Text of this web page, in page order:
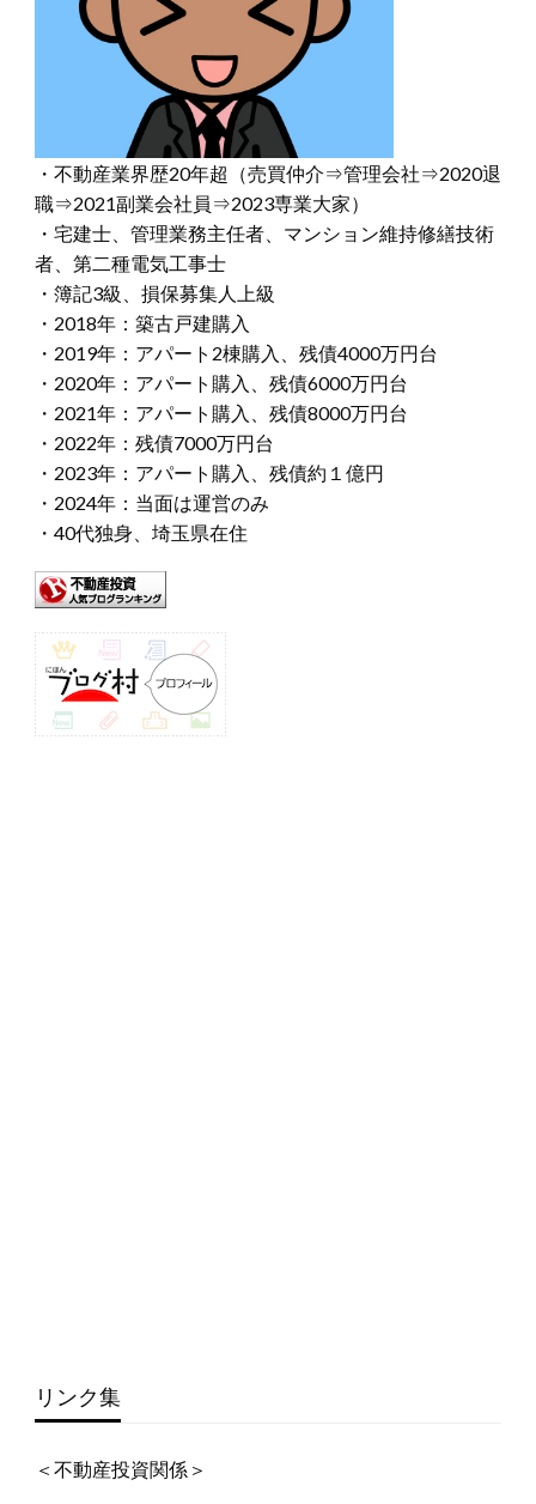
・不動産業界歴20年超（売買仲介⇒管理会社⇒2020退
職⇒2021副業会社員⇒2023専業大家）
・宅建士、管理業務主任者、マンション維持修繕技術
者、第二種電気工事士
・簿記3級、損保募集人上級
・2018年：築古戸建購入
・2019年：アパート2棟購入、残債4000万円台
・2020年：アパート購入、残債6000万円台
・2021年：アパート購入、残債8000万円台
・2022年：残債7000万円台
・2023年：アパート購入、残債約１億円
・2024年：当面は運営のみ
・40代独身、埼玉県在住
リンク集
＜不動産投資関係＞